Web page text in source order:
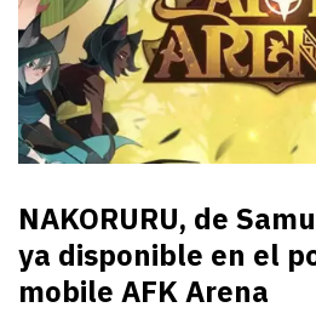
NAKORURU, de
ya disponible en el
mobile AFK Arena